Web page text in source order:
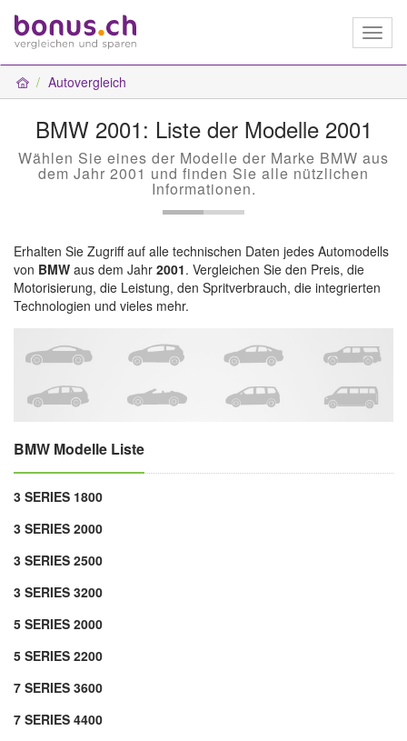
Autovergleich
BMW 2001: Liste der Modelle 2001
Wählen Sie eines der Modelle der Marke BMW aus
dem Jahr 2001 und finden Sie alle nützlichen
Informationen.
Erhalten Sie Zugriff auf alle technischen Daten jedes Automodells
von BMW aus dem Jahr 2001. Vergleichen Sie den Preis, die
Motorisierung, die Leistung, den Spritverbrauch, die integrierten
Technologien und vieles mehr.
BMW Modelle Liste
3 SERIES 1800
3 SERIES 2000
3 SERIES 2500
3 SERIES 3200
5 SERIES 2000
5 SERIES 2200
7 SERIES 3600
7 SERIES 4400